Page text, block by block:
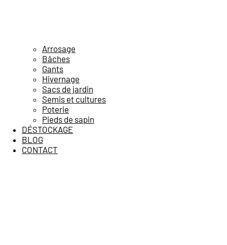
Arrosage
Bâches
Gants
Hivernage
Sacs de jardin
Semis et cultures
Poterie
Pieds de sapin
DÉSTOCKAGE
BLOG
CONTACT